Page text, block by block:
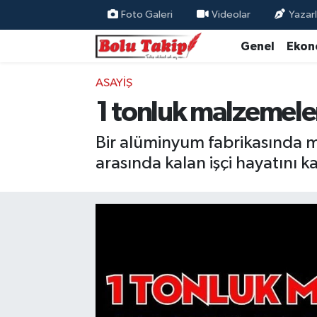
Foto Galeri Videolar
Genel
ASAYIŞ
1 tonluk
Bir alüminyum fabrikasında
arasında kalan işçi hayatını